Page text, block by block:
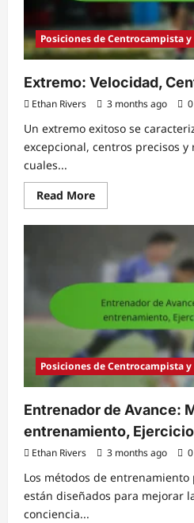
Posiciones de Centrocampista
Extremo: Velocidad,
Ethan Rivers 3 months ago 0
Un extremo exitoso se
excepcional, centros precisos
cuales...
Read MoreRead
more
Extremo:
Regate
Posiciones de Centrocampista
Entrenador de Avance:
entrenamiento,
Ethan Rivers 3 months ago 0
Los métodos de
están diseñados para mejorar
conciencia...